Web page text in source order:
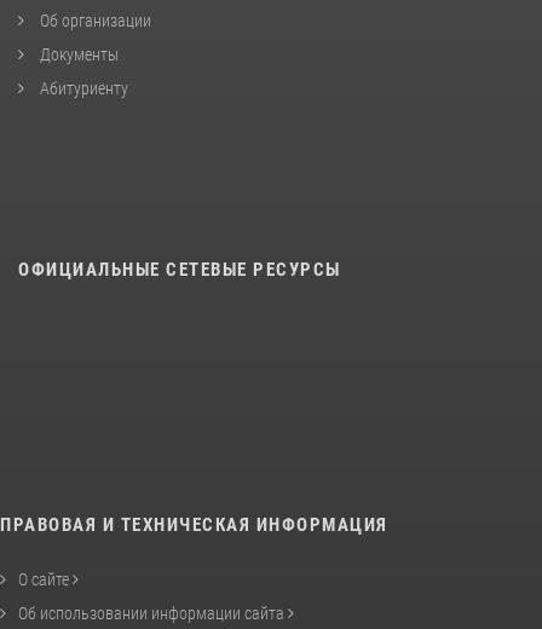
Об организации
Документы
Абитуриенту
ОФИЦИАЛЬНЫЕ СЕТЕВЫЕ РЕСУРСЫ
ПРАВОВАЯ И ТЕХНИЧЕСКАЯ ИНФОРМАЦИЯ
О сайте
Об использовании информации сайта